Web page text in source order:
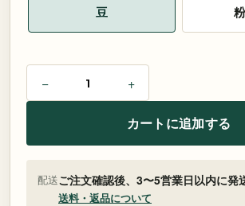
豆
ラ
ル
ハ
− +
カートに追加する
配送ご注文確認後、3〜5営業日以内に発
送料・返品について